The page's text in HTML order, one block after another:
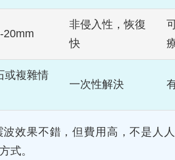
20mm
非侵入性，恢復
快
或複雜情
一次性解決
效果不錯，但費用高，不是人
式。